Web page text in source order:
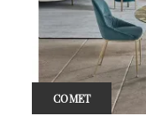
COMET